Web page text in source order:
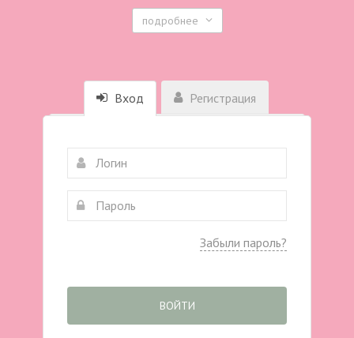
подробнее
Вход Регистрация
Забыли пароль?
ВОЙТИ